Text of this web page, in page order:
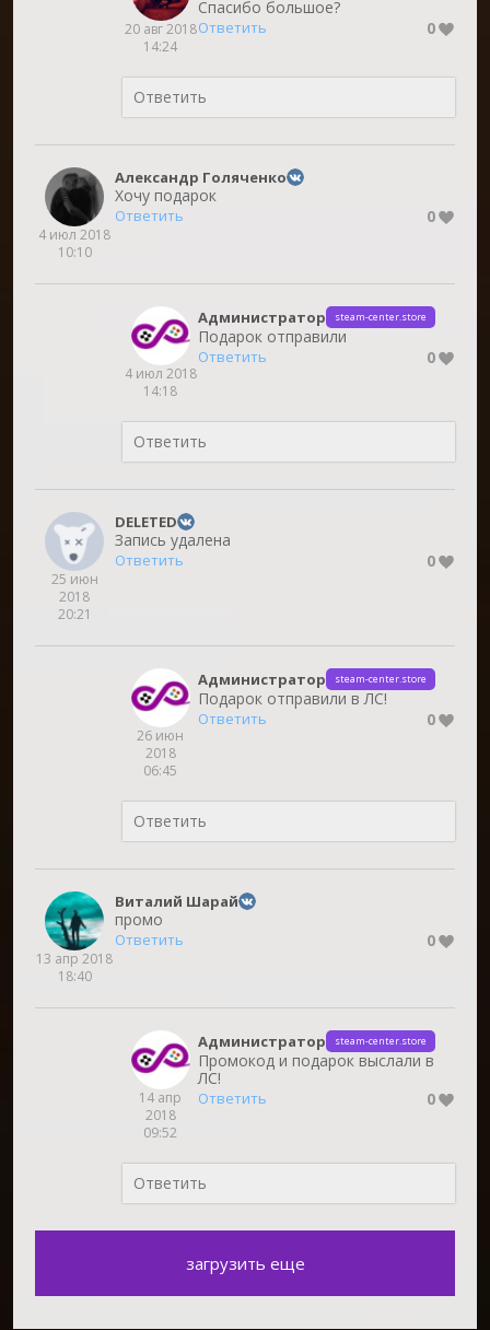
20 авг 2018
14:24
Спасибо большое?
Ответить 0
4 июл 2018
10:10
Александр Голяченко
Хочу подарок
Ответить 0
4 июл 2018
14:18
Администратор steam-center.store
Подарок отправили
Ответить 0
25 июн
2018
20:21
DELETED
Запись удалена
Ответить 0
26 июн
2018
06:45
Администратор steam-center.store
Подарок отправили в ЛС!
Ответить 0
13 апр 2018
18:40
Виталий Шарай
промо
Ответить 0
14 апр
2018
09:52
Администратор steam-center.store
Промокод и подарок выслали в
ЛС!
Ответить 0
загрузить еще